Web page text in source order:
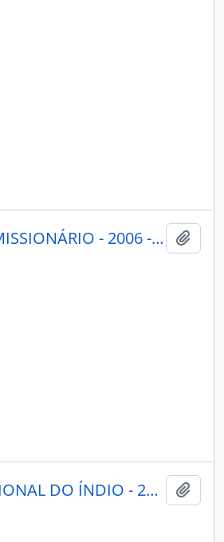
PORANTIM - BRASÍLIA CONSELHO INDIGENISTA MISSIONÁRIO - 2006 - Nº290
BRASIL INDÍGENA - BRASÍLIA DF FUNDAÇÃO NACIONAL DO ÍNDIO - 2002 - Nº10